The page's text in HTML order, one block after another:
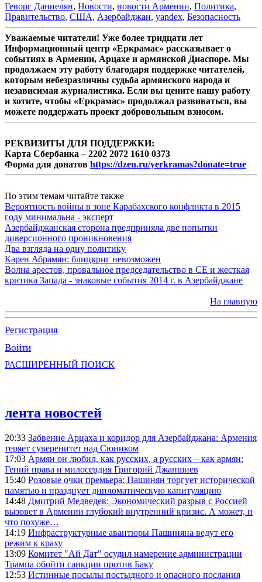
Геворг Даниелян, Новости, новости Армении, Политика,
Правительство, США, Азербайджан, yandex, Безопасность
Уважаемые читатели! Уже более тридцати лет
Информационный центр «Еркрамас» рассказывает о
событиях в Армении, Арцахе и армянской Диаспоре. Мы
продолжаем эту работу благодаря поддержке читателей,
которым небезразличны судьба армянского народа и
независимая журналистика. Если вы цените нашу работу
и хотите, чтобы «Еркрамас» продолжал развиваться, вы
можете поддержать проект добровольным взносом.
РЕКВИЗИТЫ ДЛЯ ПОДДЕРЖКИ:
Карта Сбербанка – 2202 2072 1610 0373
Форма для донатов https://dzen.ru/yerkramas?donate=true
По этим темам читайте также
Вероятность войны в зоне Карабахского конфликта в 2015
году минимальна - эксперт
Азербайджанская сторона предприняла две попытки
диверсионного проникновения
Два взгляда на одну политику
Карен Абрамян: блицкриг невозможен
Волна арестов, провальное председательство в СЕ и жесткая
критика Запада - знаковые события 2014 г. в Азербайджане
На главную
Регистрация
Войти
РАСШИРЕННЫЙ ПОИСК
лента новостей
20:33 Забвение Арцаха и коридор для Азербайджана: Армения
теряет суверенитет над Сюником
17:03 Армян он любил, как русских, а русских – как армян:
Гений права и милосердия Григорий Джаншиев
15:40 Розовые очки премьера: Пашинян торгует исторической
памятью и празднует дипломатическую капитуляцию
14:48 Дмитрий Медведев: Экономический разрыв с Россией
вызовет в Армении глубокий внутренний кризис. А может, и
что похуже…
14:19 Инфраструктурные авантюры Пашиняна ведут его
режим к краху
13:09 Комитет "Ай Дат" осудил намерение администрации
Трампа обойти санкции против Баку
12:53 Истинные посылы постыдного и опасного послания